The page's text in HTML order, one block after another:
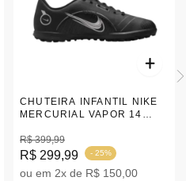
CHUTEIRA INFANTIL NIKE
MERCURIAL VAPOR 14
R$ 399,99
R$ 299,99 - 25%
ou em 2x de R$ 150,00